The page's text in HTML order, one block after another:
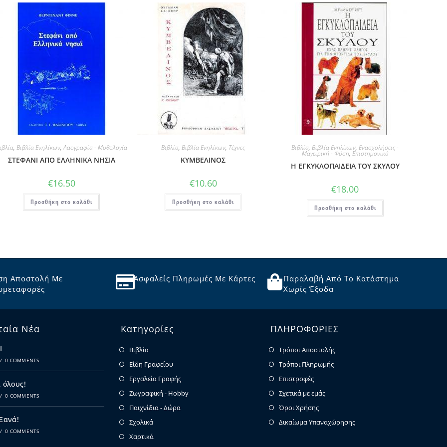
, Βιβλία Ενηλίκων,Λαογραφία - Μυθολογία
ΣΤΕΦΑΝΙ ΑΠΟ ΕΛΛΗΝΙΚΑ ΝΗΣΙΑ
€16.50
Προσθήκη στο καλάθι
Βιβλία,Βιβλία Ενηλίκων, Τέχνες
ΚΥΜΒΕΛΙΝΟΣ
€10.60
Προσθήκη στο καλάθι
Βιβλία,Βιβλία Ενηλίκων,Ενασχολήσεις -
Μαγειρική - Φύση, Επιστημονικά
Η ΕΓΚΥΚΛΟΠΑΙΔΕΙΑ ΤΟΥ ΣΚΥΛΟΥ
€18.00
Προσθήκη στο καλάθι
Αποστολή Με
Ασφαλείς Πληρωμές Με Κάρτες
Παραλαβή Από Το Κατάστημα
Χωρίς Έξοδα
Νέα
/ 0 COMMENTS
όλους!
/ 0 COMMENTS
/ 0 COMMENTS
Κατηγορίες
Βιβλία
Είδη Γραφείου
Εργαλεία Γραφής
Ζωγραφική - Hobby
Παιχνίδια - Δώρα
Σχολικά
Χαρτικά
ΠΛΗΡΟΦΟΡΙΕΣ
Τρόποι Αποστολής
Τρόποι Πληρωμής
Επιστροφές
Σχετικά με εμάς
Όροι Χρήσης
Δικαίωμα Υπαναχώρησης